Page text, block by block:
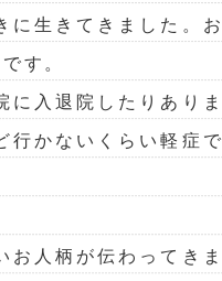
に生きてきました。お
す。
に入退院したりありま
行かないくらい軽症で
お人柄が伝わってきま